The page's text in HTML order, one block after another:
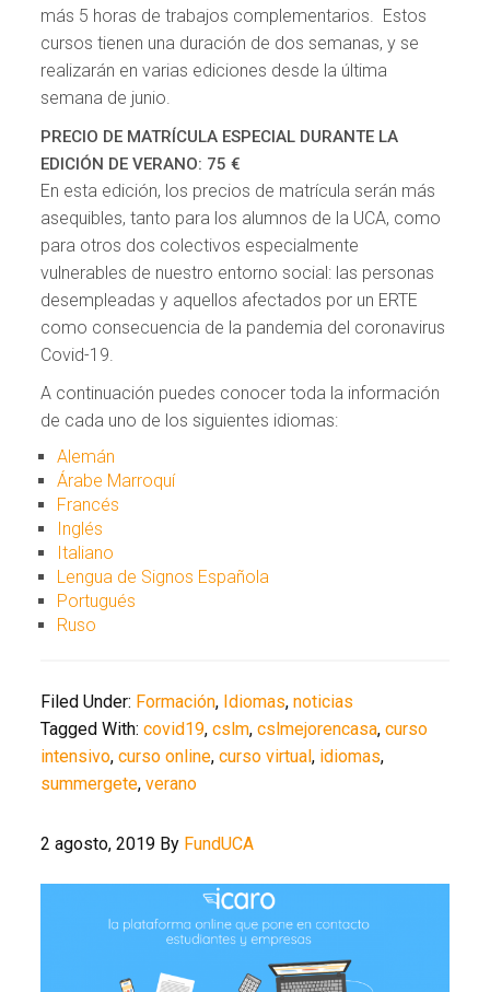
más 5 horas de trabajos complementarios. Estos
cursos tienen una duración de dos semanas, y se
realizarán en varias ediciones desde la última
semana de junio.
PRECIO DE MATRÍCULA ESPECIAL DURANTE LA
EDICIÓN DE VERANO: 75 €
En esta edición, los precios de matrícula serán más
asequibles, tanto para los alumnos de la UCA, como
para otros dos colectivos especialmente
vulnerables de nuestro entorno social: las personas
desempleadas y aquellos afectados por un ERTE
como consecuencia de la pandemia del coronavirus
Covid-19.
A continuación puedes conocer toda la información
de cada uno de los siguientes idiomas:
Alemán
Árabe Marroquí
Francés
Inglés
Italiano
Lengua de Signos Española
Portugués
Ruso
Filed Under: Formación, Idiomas,noticias
Tagged With:covid19,cslm,cslmejorencasa,curso
intensivo,curso online,curso virtual, idiomas,
summergete,verano
2 agosto, 2019 By FundUCA